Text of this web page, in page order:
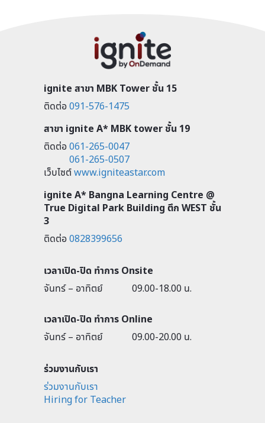
ignite สาขา MBK Tower ชั้น 15
ติดต่อ091-576-1475
สาขา ignite A* MBK tower ชั้น 19
ติดต่อ061-265-0047
061-265-0507
เว็บไซต์www.igniteastar.com
ignite A* Bangna Learning Centre @
True Digital Park Building ตึก WEST ชั้น
3
ติดต่อ0828399656
เวลาเปิด-ปิด ทำการ Onsite
จันทร์ – อาทิตย์
09.00-18.00 น.
เวลาเปิด-ปิด ทำการ Online
จันทร์ – อาทิตย์
09.00-20.00 น.
ร่วมงานกับเรา
ร่วมงานกับเรา
Hiring for Teacher